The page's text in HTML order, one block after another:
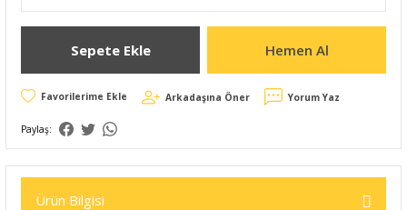
Sepete Ekle Hemen Al
Arkadaşına Öner Yorum Yaz
Paylaş:
Ürün Bilgisi